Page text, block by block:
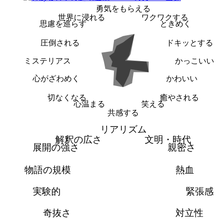
勇気をもらえる
ワクワクする
ときめく
ドキッとする
かっこいい
かわいい
癒やされる
笑える
共感する
心温まる
切なくなる
心がざわめく
ミステリアス
圧倒される
思慮を巡らす
世界に浸れる
リアリズム
文明・時代
親密さ
熱血
緊張感
対立性
奇抜さ
実験的
物語の規模
展開の強さ
解釈の広さ